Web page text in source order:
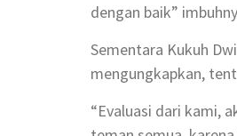
dengan baik”
Sementara Kukuh
mengungkapkan,
“Evaluasi dari kami,